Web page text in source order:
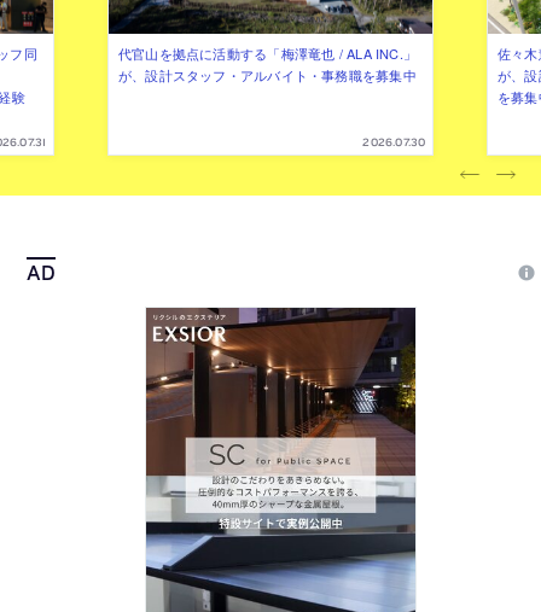
フ同
験
代官山を拠点に活動する「梅澤竜也 / ALA INC.」
が、設計スタッフ・アルバイト・事務職を募集中
2026.07.30
佐々
が、
を募